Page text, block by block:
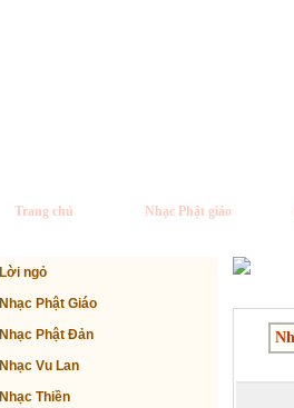
Trang chủ Nhạc Phật giáo
Lời ngỏ
Nhạc Phật Giáo
Nhạc Phật Đản
Nhạc Vu Lan
Nhạc Thiền